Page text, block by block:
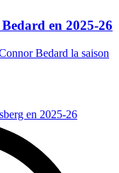
en 2025-26
Bedard la saison